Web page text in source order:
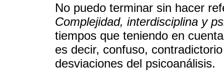
No puedo terminar sin hacer
Complejidad, interdisciplina y
tiempos que teniendo en
es decir, confuso,
desviaciones del psicoanálisis.